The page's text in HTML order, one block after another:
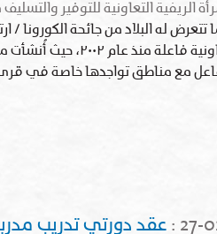
الريفية التعاونية للتوفير
له البلاد من جائحة الكورونا /
جمعية تعاونية
مع مناطق تواجدها خاصة في
27-
: عقد دورتي تدريب